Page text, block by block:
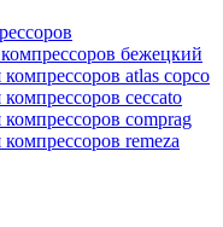
бежецкий
atlas copco
ceccato
comprag
remeza